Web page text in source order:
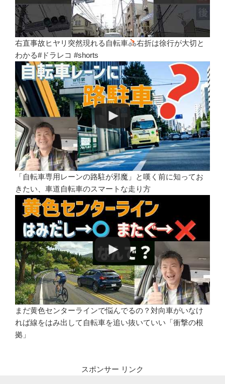
右直事故ヒヤリ突然現れる自転車
右折は徐行が大切と
わかる#ドラレコ #shorts
「自転車専用レーンの路駐が邪魔」と嘆く前に知ってお
きたい、車道自転車のスマートな走り方
まだ黄色センターラインで悩んでるの？対向車がいなけ
れば線をはみ出して自転車を追い抜いていい「衝撃の根
拠」
スポンサー リンク